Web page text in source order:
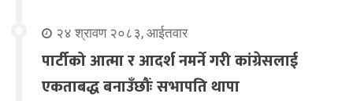
२४ श्रावण २०८३, आईतवार
पार्टीको आत्मा र आदर्श नमर्ने गरी कांग्रेसलाई
एकताबद्ध बनाउँछौंः सभापति थापा